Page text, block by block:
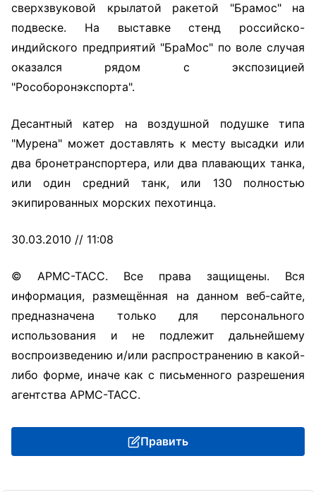
сверхзвуковой крылатой ракетой "Брамос" на
подвеске. На выставке стенд российско-
индийского предприятий "БраМос" по воле случая
оказался рядом с экспозицией
"Рособоронэкспорта".
Десантный катер на воздушной подушке типа
"Мурена" может доставлять к месту высадки или
два бронетранспортера, или два плавающих танка,
или один средний танк, или 130 полностью
экипированных морских пехотинца.
30.03.2010 // 11:08
© АРМС-ТАСС. Все права защищены. Вся
информация, размещённая на данном веб-сайте,
предназначена только для персонального
использования и не подлежит дальнейшему
воспроизведению и/или распространению в какой-
либо форме, иначе как с письменного разрешения
агентства АРМС-ТАСС.
Править